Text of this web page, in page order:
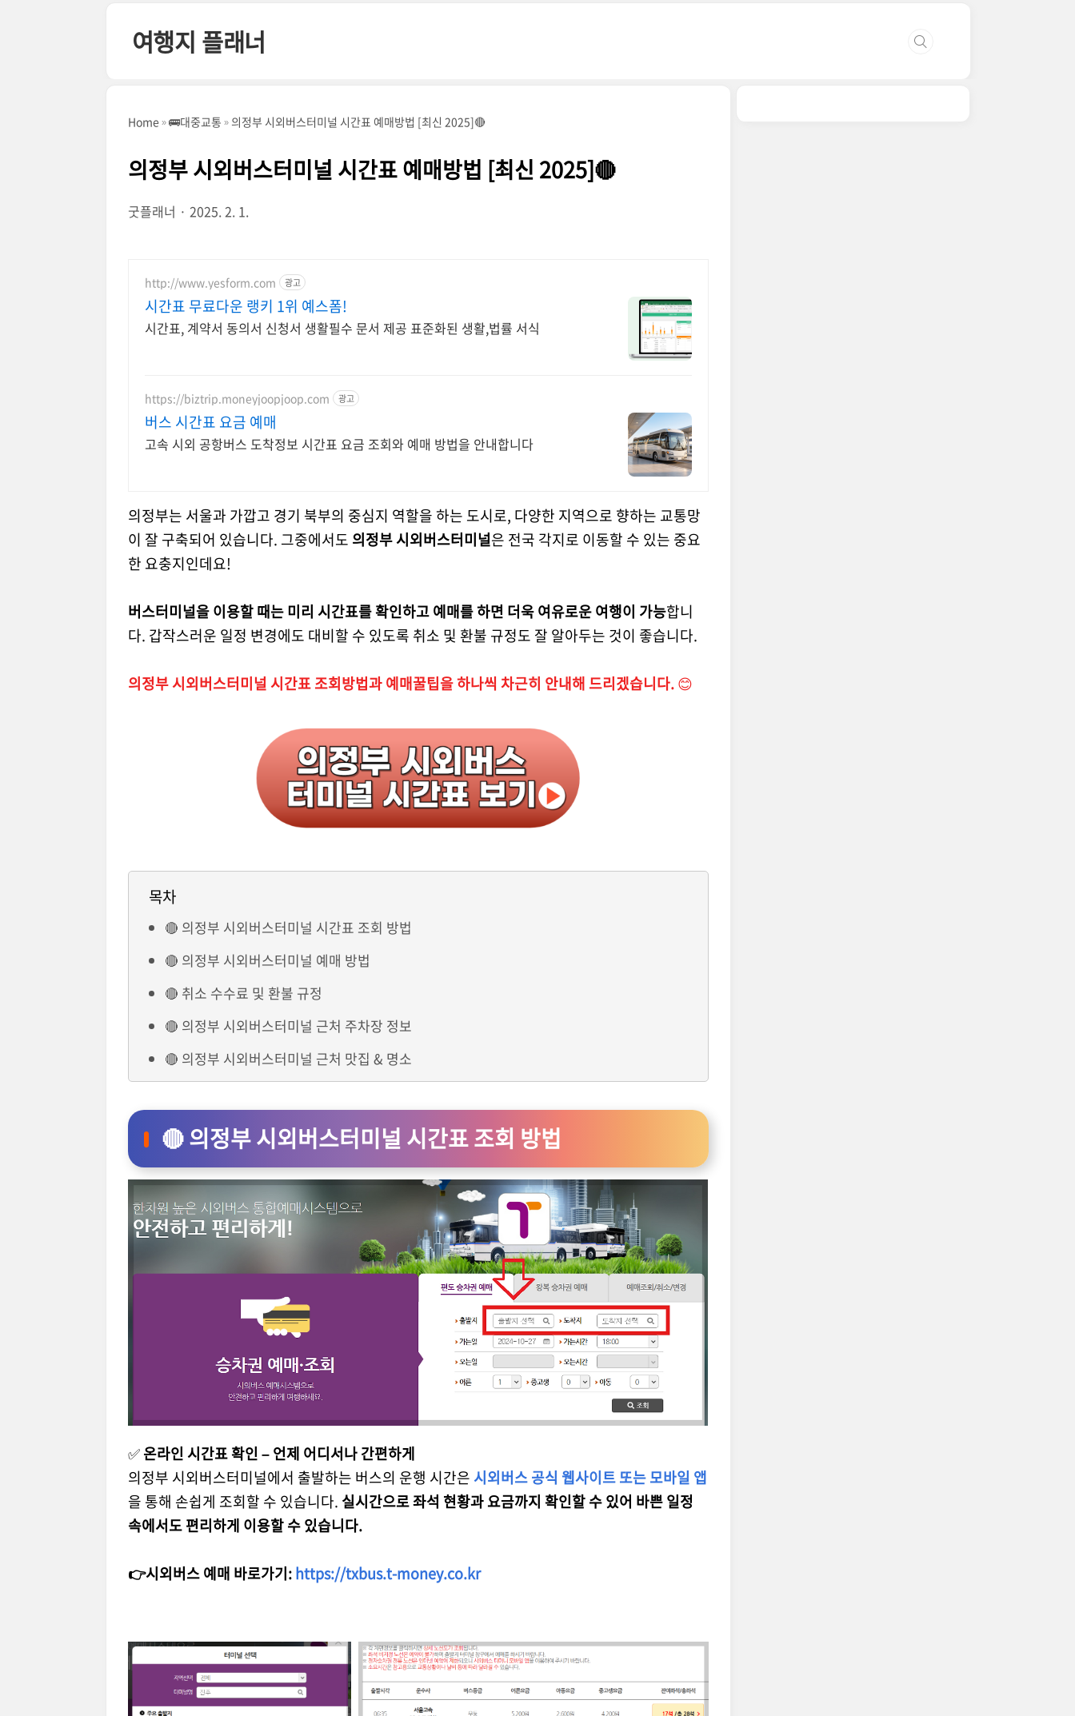
여행지 플래너
Home 🚌대중교통 의정부 시외버스터미널 시간표 예매방법 [최신 2025]🔴
의정부 시외버스터미널 시간표 예매방법 [최신 2025]🔴
굿플래너 2025. 2. 1.
http://www.yesform.com 광고
시간표 무료다운 랭키 1위 예스폼!
시간표, 계약서 동의서 신청서 생활필수 문서 제공 표준화된 생활,법률 서식
https://biztrip.moneyjoopjoop.com 광고
버스 시간표 요금 예매
고속 시외 공항버스 도착정보 시간표 요금 조회와 예매 방법을 안내합니다
의정부는 서울과 가깝고 경기 북부의 중심지 역할을 하는 도시로, 다양한 지역으로 향하는 교통망
이 잘 구축되어 있습니다. 그중에서도 의정부 시외버스터미널은 전국 각지로 이동할 수 있는 중요
한 요충지인데요!
버스터미널을 이용할 때는 미리 시간표를 확인하고 예매를 하면 더욱 여유로운 여행이 가능합니
다. 갑작스러운 일정 변경에도 대비할 수 있도록 취소 및 환불 규정도 잘 알아두는 것이 좋습니다.
의정부 시외버스터미널 시간표 조회방법과 예매꿀팁을 하나씩 차근히 안내해 드리겠습니다.😊
목차
🔴 의정부 시외버스터미널 시간표 조회 방법
🔴 의정부 시외버스터미널 예매 방법
🔴 취소 수수료 및 환불 규정
🔴 의정부 시외버스터미널 근처 주차장 정보
🔴 의정부 시외버스터미널 근처 맛집 & 명소
🔴 의정부 시외버스터미널 시간표 조회 방법
✅온라인 시간표 확인 – 언제 어디서나 간편하게
의정부 시외버스터미널에서 출발하는 버스의 운행 시간은 시외버스 공식 웹사이트 또는 모바일 앱
을 통해 손쉽게 조회할 수 있습니다. 실시간으로 좌석 현황과 요금까지 확인할 수 있어 바쁜 일정
속에서도 편리하게 이용할 수 있습니다.
👉시외버스 예매 바로가기:https://txbus.t-money.co.kr